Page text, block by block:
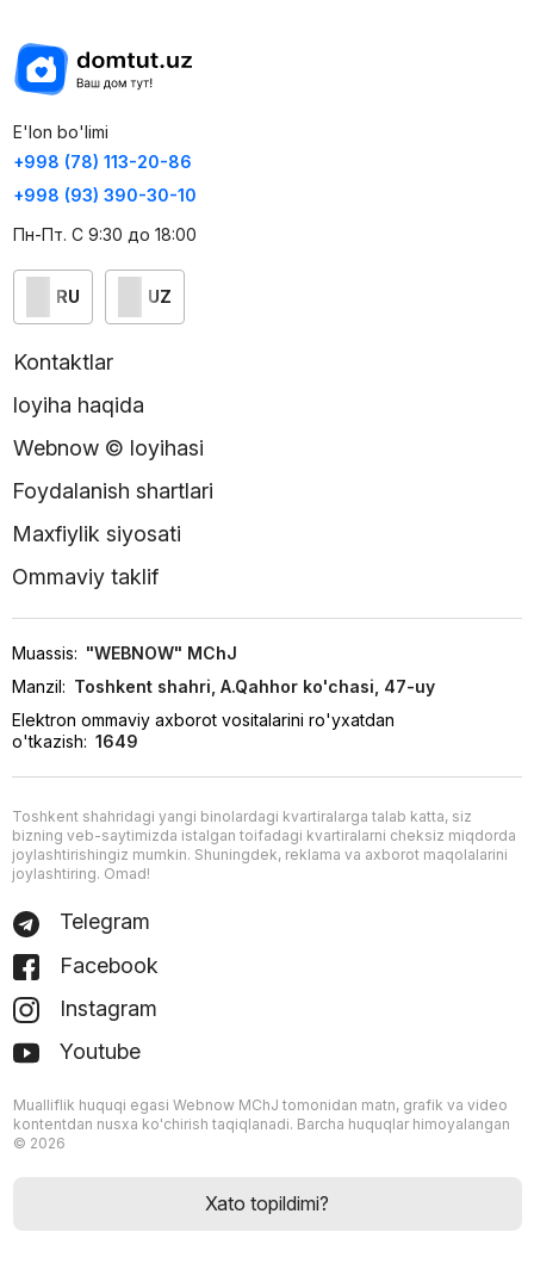
E'lon bo'limi
+998 (78) 113-20-86
+998 (93) 390-30-10
Пн-Пт. С 9:30 до 18:00
RU UZ
Kontaktlar
loyiha haqida
Webnow © loyihasi
Foydalanish shartlari
Maxfiylik siyosati
Ommaviy taklif
Muassis: "WEBNOW" MChJ
Manzil: Toshkent shahri, A.Qahhor ko'chasi, 47-uy
Elektron ommaviy axborot vositalarini ro'yxatdan
o'tkazish: 1649
Toshkent shahridagi yangi binolardagi kvartiralarga talab katta, siz
bizning veb-saytimizda istalgan toifadagi kvartiralarni cheksiz miqdorda
joylashtirishingiz mumkin. Shuningdek, reklama va axborot maqolalarini
joylashtiring. Omad!
Telegram
Facebook
Instagram
Youtube
Mualliflik huquqi egasi Webnow MChJ tomonidan matn, grafik va video
kontentdan nusxa ko'chirish taqiqlanadi. Barcha huquqlar himoyalangan
© 2026
Xato topildimi?